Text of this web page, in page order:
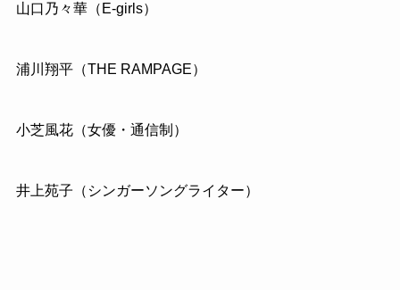
山口乃々華（E-girls）
浦川翔平（THE RAMPAGE）
小芝風花（女優・通信制）
井上苑子（シンガーソングライター）